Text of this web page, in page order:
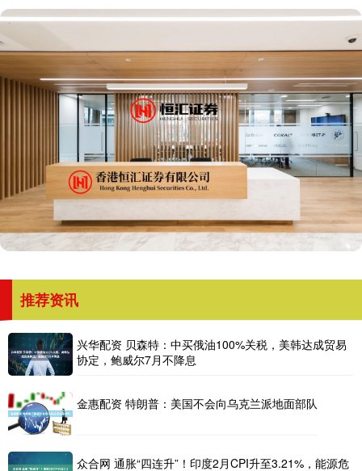
推荐资讯
兴华配资 贝森特：中买俄油100%关税，美韩达成贸易
协定，鲍威尔7月不降息
金惠配资 特朗普：美国不会向乌克兰派地面部队
众合网 通胀“四连升”！印度2月CPI升至3.21%，能源危